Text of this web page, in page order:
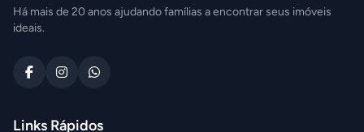
Há mais de 20 anos ajudando famílias a encontrar seus imóveis
ideais.
Links Rápidos